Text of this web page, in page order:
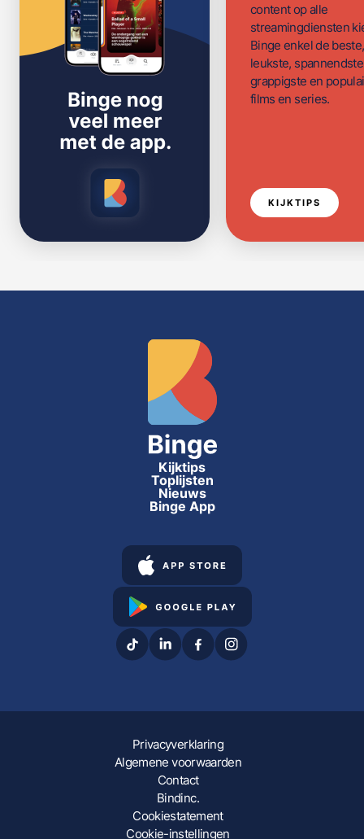
content op alle
streamingdiensten
Binge enkel de beste,
leukste,
grappigste en
films en series.
KIJKTIPS
Kijktips
Toplijsten
Nieuws
Binge App
Privacyverklaring
Algemene voorwaarden
Contact
Bindinc.
Cookiestatement
Cookie-instellingen